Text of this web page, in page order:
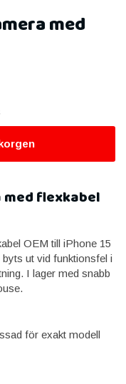
med
med flexkabel
OEM till iPhone 15
ut vid funktionsfel i
I lager med snabb
för exakt modell